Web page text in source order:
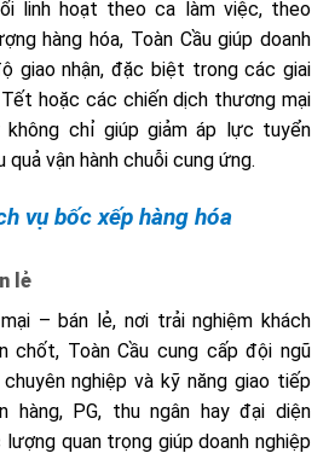
linh hoạt theo ca làm việc, theo
hàng hóa, Toàn Cầu giúp doanh
giao nhận, đặc biệt trong các giai
hoặc các chiến dịch thương mại
không chỉ giúp giảm áp lực tuyển
vận hành chuỗi cung ứng.
vụ bốc xếp hàng hóa
lẻ
– bán lẻ, nơi trải nghiệm khách
chốt, Toàn Cầu cung cấp đội ngũ
nghiệp và kỹ năng giao tiếp
hàng, PG, thu ngân hay đại diện
quan trọng giúp doanh nghiệp